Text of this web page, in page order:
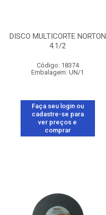
DISCO MULTICORTE NORTON
4.1/2
Código: 18374
Embalagem: UN/1
Faça seu login ou
cadastre-se para
ver preços e
comprar